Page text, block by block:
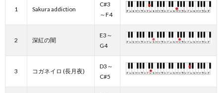
1 Sakura addiction
C#3
～F4
2 深紅の闇
E3～
G4
3 コガネイロ (長月夜)
D3～
C#5